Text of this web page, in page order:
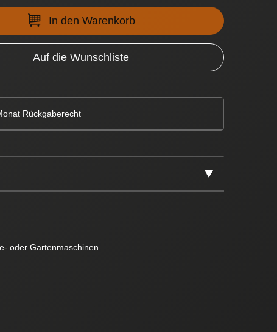
In den Warenkorb
Auf die Wunschliste
Rückgaberecht
oder Gartenmaschinen.